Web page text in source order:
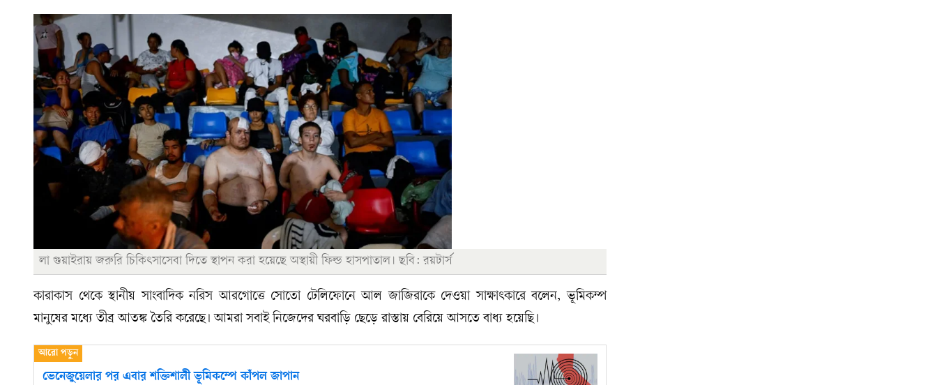
লা গুয়াইরায় জরুরি চিকিৎসাসেবা দিতে স্থাপন করা হয়েছে অস্থায়ী ফিল্ড হাসপাতাল। ছবি: রয়টার্স
কারাকাস থেকে স্থানীয় সাংবাদিক নরিস আরগোত্তে সোতো টেলিফোনে আল জাজিরাকে দেওয়া সাক্ষাৎকারে বলেন, ভূমিকম্প
মানুষের মধ্যে তীব্র আতঙ্ক তৈরি করেছে। আমরা সবাই নিজেদের ঘরবাড়ি ছেড়ে রাস্তায় বেরিয়ে আসতে বাধ্য হয়েছি।
ভেনেজুয়েলার পর এবার শক্তিশালী ভূমিকম্পে কাঁপল জাপান